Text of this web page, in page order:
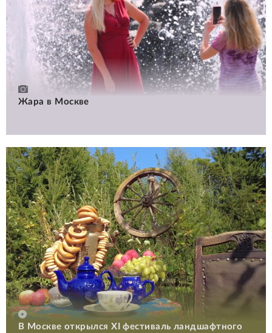
Жара в Москве
В Москве открылся XI фестиваль ландшафтного